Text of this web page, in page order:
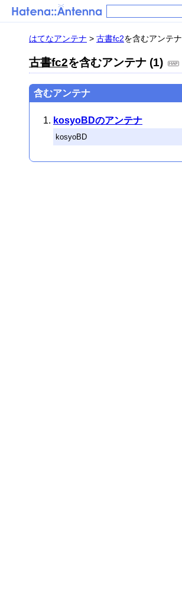
はてなアンテナ > 古書fc2を含むアンテ
古書fc2を含むアンテナ (1)
含むアンテナ
kosyoBDのアンテナ
kosyoBD